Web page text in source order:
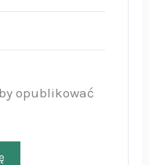
opublikować